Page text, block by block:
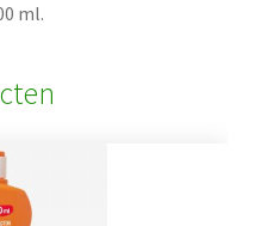
ml.